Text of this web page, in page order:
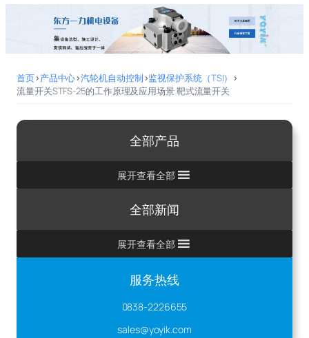
首页>产品中心>汽轮机自动控制>监视保护系统（TSI） >
流量开关STFS-25的工作原理及应用场景 靶式流量开关
全部产品
展开查看全部
全部新闻
展开查看全部
服务热线
0838-2226655
sales@yoyik.com